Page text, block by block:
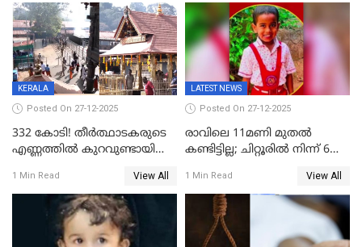
ഫേഷ്യലിന് 300 രൂപ
ആവശ്യപ്പെട്ടതിനെച്ചൊല്ലി
KERALA
Posted On 27-12-2025
332 കോടി! തീർത്ഥാടകരുടെ
എണ്ണത്തിൽ കുറവുണ്ടായിട്ടും
കുതിച്ചുയരുന്നു
1 Min Read View All
LATEST NEWS
Posted On 27-12-2025
രാവിലെ 11മണി മുതൽ
കണ്ടിട്ടില്ല; ചിറ്റൂരിൽ നിന്ന് 6
1 Min Read View All